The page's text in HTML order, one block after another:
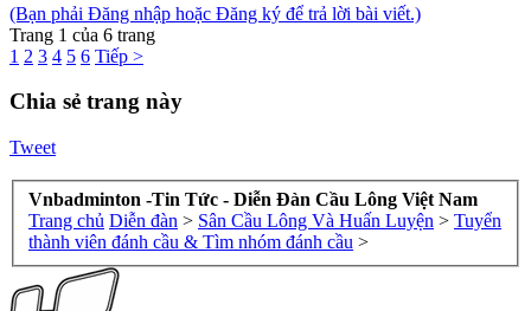
(Bạn phải Đăng nhập hoặc Đăng ký để trả lời bài viết.)
Trang 1 của 6 trang
1 2 3 4 5 6 Tiếp >
Chia sẻ trang này
Tweet
Vnbadminton -Tin Tức - Diễn Đàn Cầu Lông Việt Nam
Trang chủ Diễn đàn > Sân Cầu Lông Và Huấn Luyện > Tuyển
thành viên đánh cầu & Tìm nhóm đánh cầu >